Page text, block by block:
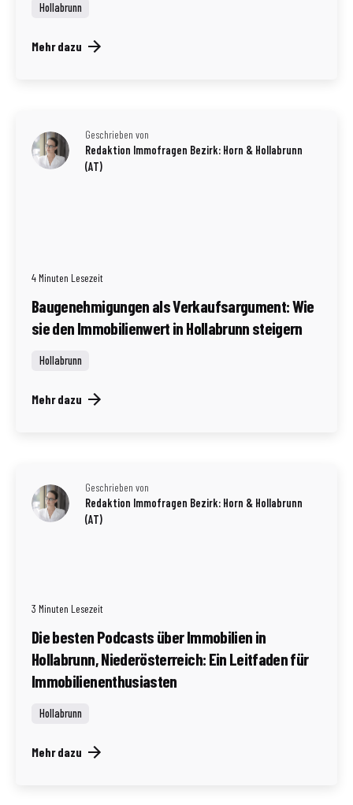
Hollabrunn
Mehr dazu
Geschrieben von
Redaktion Immofragen Bezirk: Horn & Hollabrunn
(AT)
4 Minuten Lesezeit
Baugenehmigungen als Verkaufsargument: Wie
sie den Immobilienwert in Hollabrunn steigern
Hollabrunn
Mehr dazu
Geschrieben von
Redaktion Immofragen Bezirk: Horn & Hollabrunn
(AT)
3 Minuten Lesezeit
Die besten Podcasts über Immobilien in
Hollabrunn, Niederösterreich: Ein Leitfaden für
Immobilienenthusiasten
Hollabrunn
Mehr dazu